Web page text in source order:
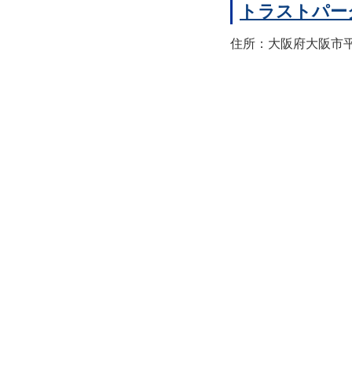
トラストパ
住所：大阪府大阪市